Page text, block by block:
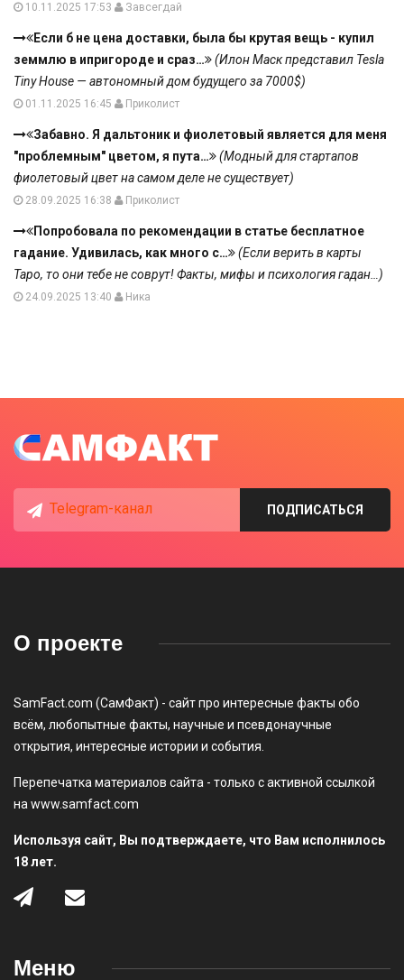
10.11.2025 17:53 Завсегдай
Если б не цена доставки, была бы крутая вещь - купил
земмлю в ипригороде и сраз…
(Илон Маск представил Tesla
Tiny House — автономный дом будущего за 7000$)
01.11.2025 16:45 Приколист
Забавно. Я дальтоник и фиолетовый является для меня
"проблемным" цветом, я пута…
(Модный для стартапов
фиолетовый цвет на самом деле не существует)
28.09.2025 16:38 Приколист
Попробовала по рекомендации в статье бесплатное
гадание. Удивилась, как много с…
(Если верить в карты
Таро, то они тебе не соврут! Факты, мифы и психология гадан…)
24.09.2025 13:40 Ника
Telegram-канал ПОДПИСАТЬСЯ
О проекте
SamFact.com (СамФакт) - сайт про интересные факты обо
всём, любопытные факты, научные и псевдонаучные
открытия, интересные истории и события.
Перепечатка материалов сайта - только с активной ссылкой
на www.samfact.com
Используя сайт, Вы подтверждаете, что Вам исполнилось
18 лет.
Меню